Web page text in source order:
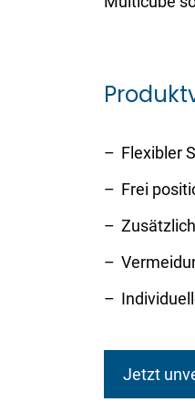
Flexibler
Frei
Jetzt